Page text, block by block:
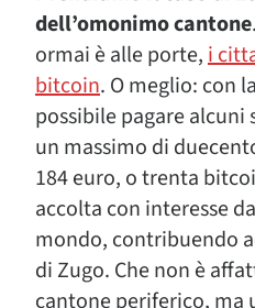
dell’omonimo cantone
ormai è alle porte,i
bitcoin. O meglio: con
possibile pagare
un massimo di
184 euro, o trenta
accolta con interesse
mondo, contribuendo
di Zugo. Che non è
cantone periferico, ma